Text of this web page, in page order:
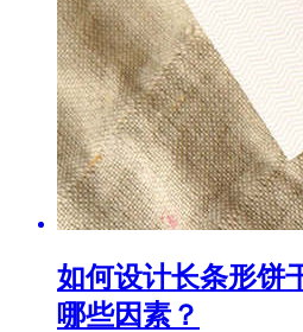
如何设计长条形饼
哪些因素？